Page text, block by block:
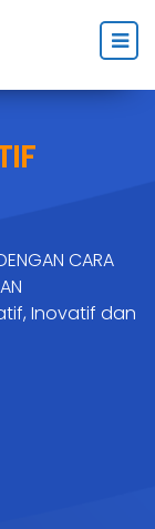
CARA
Inovatif dan